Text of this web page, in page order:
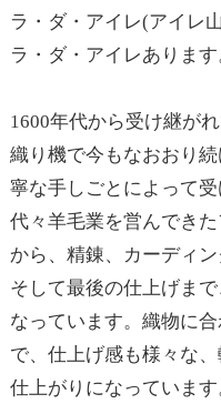
ラ・ダ・アイレ(アイレ
ラ・ダ・アイレあります
1600年代から受け継が
織り機で今もなおおり
寧な手しごとによって
代々羊毛業を営んでき
から、精錬、カーディ
そして最後の仕上げま
なっています。織物に
で、仕上げ感も様々な
仕上がりになっていま